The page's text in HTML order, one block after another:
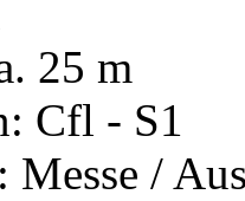
25 m
Cfl - S1
Messe /